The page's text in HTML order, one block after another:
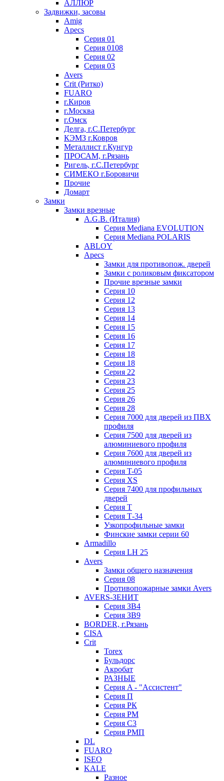
АЛЛЮР
Задвижки, засовы
Amig
Apecs
Серия 01
Серия 0108
Серия 02
Серия 03
Avers
Crit (Ритко)
FUARO
г.Киров
г.Москва
г.Омск
Делга, г.С.Петербург
КЭМЗ г.Ковров
Металлист г.Кунгур
ПРОСАМ, г.Рязань
Ригель, г.С.Петербург
СИМЕКО г.Боровичи
Прочие
Домарт
Замки
Замки врезные
A.G.B. (Италия)
Серия Mediana EVOLUTION
Серия Mediana POLARIS
ABLOY
Apecs
Замки для противопож. дверей
Замки с роликовым фиксатором
Прочие врезные замки
Серия 10
Серия 12
Серия 13
Серия 14
Серия 15
Серия 16
Серия 17
Серия 18
Серия 18
Серия 22
Серия 23
Серия 25
Серия 26
Серия 28
Серия 7000 для дверей из ПВХ
профиля
Серия 7500 для дверей из
алюминиевого профиля
Серия 7600 для дверей из
алюминиевого профиля
Серия T-05
Серия XS
Серия 7400 для профильных
дверей
Серия Т
Серия Т-34
Узкопрофильные замки
Финские замки серии 60
Armadillo
Серия LH 25
Avers
Замки общего назначения
Серия 08
Противопожарные замки Avers
AVERS-ЗЕНИТ
Серия ЗВ4
Серия ЗВ9
BORDER, г.Рязань
CISA
Crit
Torex
Бульдорс
Акробат
РАЗНЫЕ
Серия A - "Ассистент"
Серия П
Серия РК
Серия РМ
Серия С3
Серия РМП
DL
FUARO
ISEO
KALE
Разное